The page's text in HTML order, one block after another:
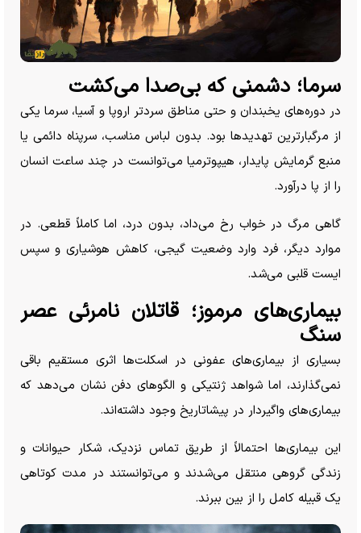
سرما؛ دشمنی که بی‌صدا می‌کشت
در دوره‌های یخبندان و حتی مناطق سردتر اروپا و آسیا، سرما یکی
از مرگبارترین تهدید‌ها بود. بدون لباس مناسب، سرپناه دائمی یا
منبع گرمایش پایدار، هیپوترمیا می‌توانست در چند ساعت انسان
را از پا درآورد.
گاهی مرگ در خواب رخ می‌داد، بدون درد، اما کاملاً قطعی. در
موارد دیگر، فرد وارد وضعیت گیجی، کاهش هوشیاری و سپس
ایست قلبی می‌شد.
بیماری‌های مرموز؛ قاتلان نامرئی عصر
سنگ
بسیاری از بیماری‌های عفونی در اسکلت‌ها اثری مستقیم باقی
نمی‌گذارند، اما شواهد ژنتیکی و الگو‌های دفن نشان می‌دهد که
بیماری‌های واگیردار در پیشاتاریخ وجود داشته‌اند.
این بیماری‌ها احتمالاً از طریق تماس نزدیک، شکار حیوانات و
زندگی گروهی منتقل می‌شدند و می‌توانستند در مدت کوتاهی
یک قبیله کامل را از بین ببرند.